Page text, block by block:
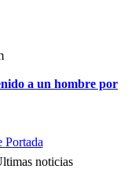
a un hombre por
Portada
noticias